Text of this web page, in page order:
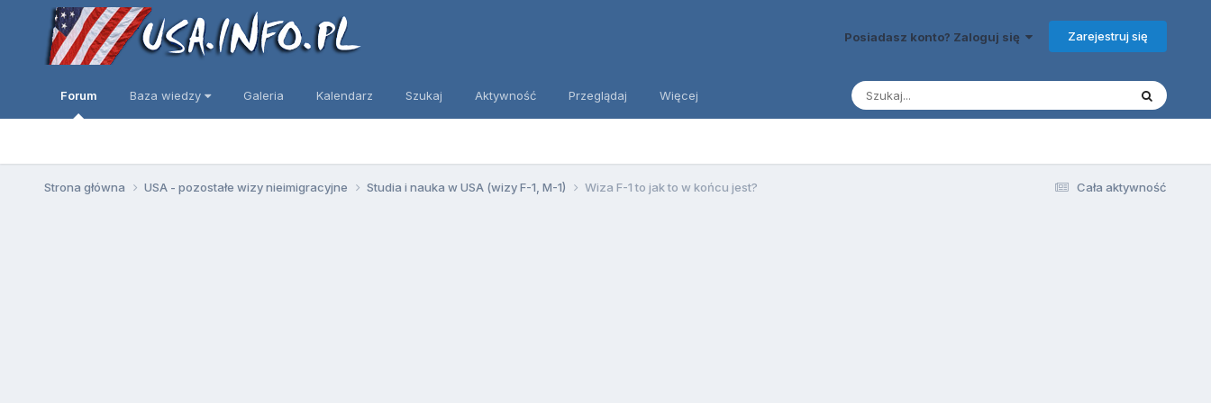
Posiadasz konto? Zaloguj się Zarejestruj się
Forum Baza wiedzy Galeria Kalendarz Szukaj Aktywność Przeglądaj Więcej
Cała aktywność
Strona główna USA - pozostałe wizy nieimigracyjne Studia i nauka w USA (wizy F-1, M-1) Wiza F-1 to jak to w końcu jest?